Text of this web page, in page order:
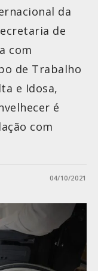
da
de
com
de Trabalho
e Idosa,
é
com
04/10/2021